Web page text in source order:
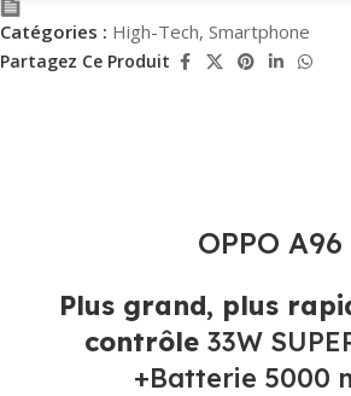
Catégories : High-Tech, Smartphone
Partagez Ce Produit
OPPO A96
Plus grand, plus
contrôle 33W
+Batterie 5000